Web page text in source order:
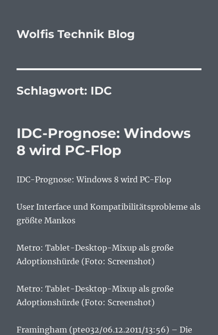
Wolfis Technik Blog
Schlagwort: IDC
IDC-Prognose: Windows
8 wird PC-Flop
IDC-Prognose: Windows 8 wird PC-Flop
User Interface und Kompatibilitätsprobleme als
größte Mankos
Metro: Tablet-Desktop-Mixup als große
Adoptionshürde (Foto: Screenshot)
Metro: Tablet-Desktop-Mixup als große
Adoptionshürde (Foto: Screenshot)
Framingham (pte032/06.12.2011/13:56) – Die